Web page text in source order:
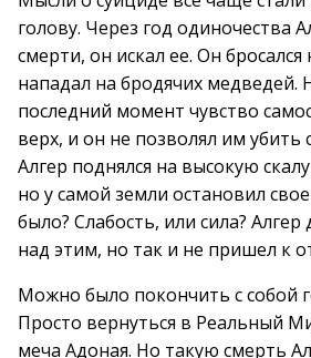
голову. Через год одиночества
смерти, он искал ее. Он
нападал на бродячих медведей.
последний момент чувство
верх, и он не позволял им убить
Алгер поднялся на высокую
но у самой земли остановил
было? Слабость, или сила?
над этим, но так и не пришел к
Можно было покончить с собой
Просто вернуться в Реальный
меча Адоная. Но такую смерть